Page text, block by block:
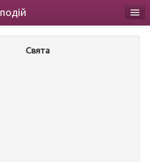
подій
Свята